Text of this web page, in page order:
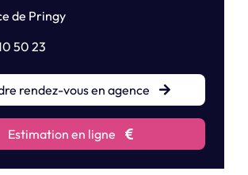
de Pringy
50 23
rendez-vous en agence
Estimation en ligne